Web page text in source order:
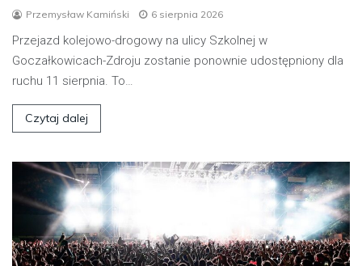
Przemysław Kamiński 6 sierpnia 2026
Przejazd kolejowo-drogowy na ulicy Szkolnej w
Goczałkowicach-Zdroju zostanie ponownie udostępniony dla
ruchu 11 sierpnia. To…
Czytaj dalej